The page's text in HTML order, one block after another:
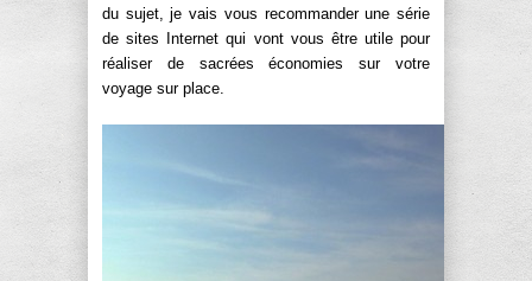
du sujet, je vais vous recommander une série
de sites Internet qui vont vous être utile pour
réaliser de sacrées économies sur votre
voyage sur place.